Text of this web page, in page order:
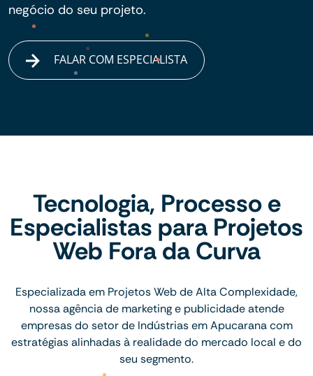
negócio do seu projeto.
FALAR COM ESPECIALISTA
Tecnologia, Processo e
Especialistas para Projetos
Web Fora da Curva
Especializada em Projetos Web de Alta Complexidade,
nossa agência de marketing e publicidade atende
empresas do setor de Indústrias em Apucarana com
estratégias alinhadas à realidade do mercado local e do
seu segmento.